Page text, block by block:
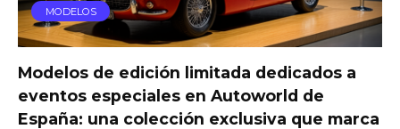
MODELOS
Modelos de edición limitada dedicados a
eventos especiales en Autoworld de
España: una colección exclusiva que marca